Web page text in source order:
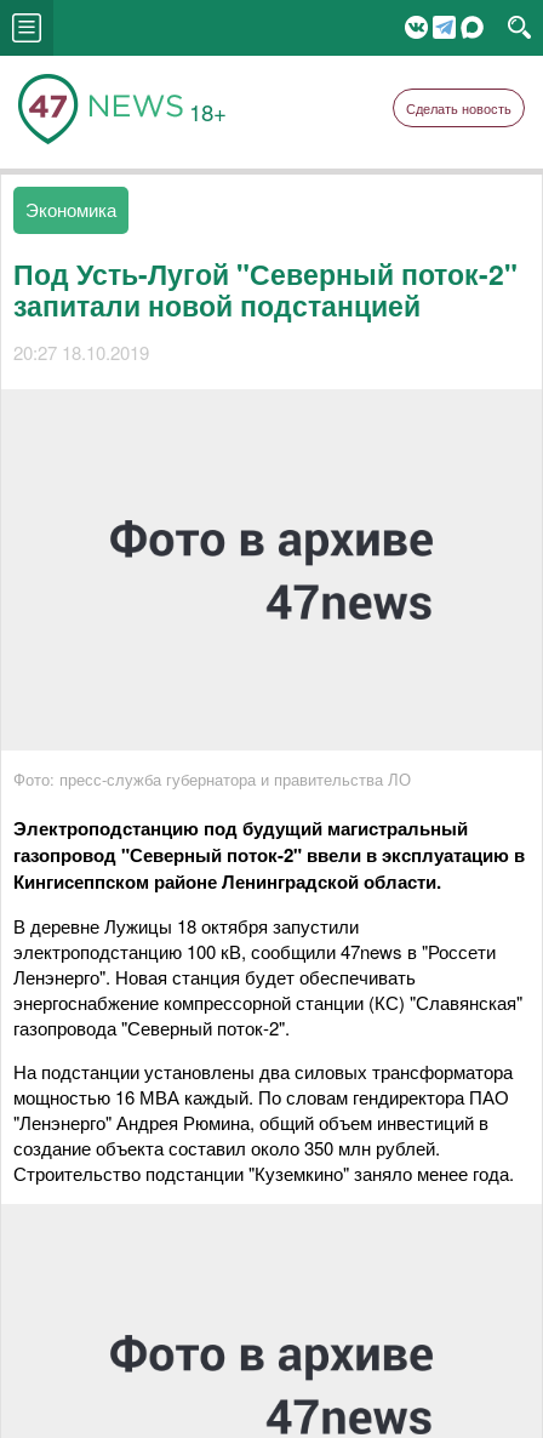
18+ Сделать новость
Экономика
Под Усть-Лугой "Северный поток-2"
запитали новой подстанцией
20:27 18.10.2019
Фото: пресс-служба губернатора и правительства ЛО
Электроподстанцию под будущий магистральный
газопровод "Северный поток-2" ввели в эксплуатацию в
Кингисеппском районе Ленинградской области.
В деревне Лужицы 18 октября запустили
электроподстанцию 100 кВ, сообщили 47news в "Россети
Ленэнерго". Новая станция будет обеспечивать
энергоснабжение компрессорной станции (КС) "Славянская"
газопровода "Северный поток-2".
На подстанции установлены два силовых трансформатора
мощностью 16 МВА каждый. По словам гендиректора ПАО
"Ленэнерго" Андрея Рюмина, общий объем инвестиций в
создание объекта составил около 350 млн рублей.
Строительство подстанции "Куземкино" заняло менее года.